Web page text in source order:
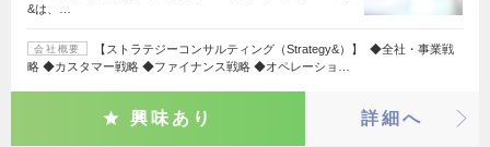
&は、…
会社概要
【ストラテジーコンサルティング（Strategy&）】 ◆全社・事業戦
略 ◆カスタマー戦略 ◆ファイナンス戦略 ◆オペレーショ…
興味あり 詳細へ